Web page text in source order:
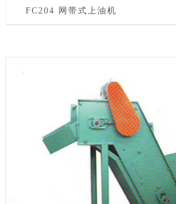
FC204 网带式上油机